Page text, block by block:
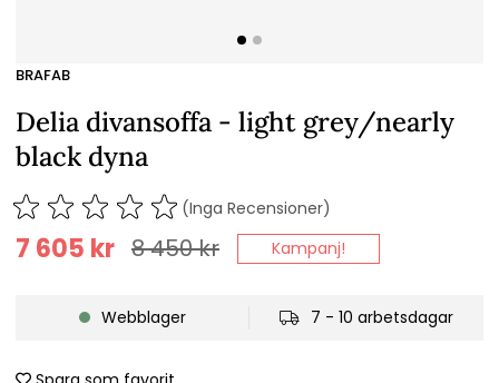
BRAFAB
Delia divansoffa - light grey/nearly
black dyna
(Inga Recensioner)
8 450kr
7 605 kr Kampanj!
Webblager 7 - 10 arbetsdagar